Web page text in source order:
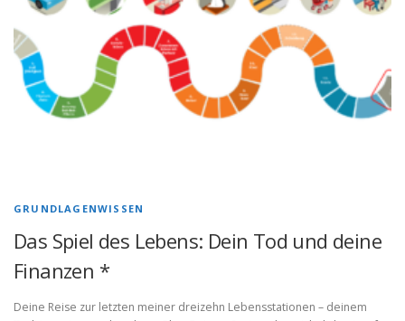
GRUNDLAGENWISSEN
Das Spiel des Lebens: Dein Tod und deine
Finanzen *
Deine Reise zur letzten meiner dreizehn Lebensstationen – deinem